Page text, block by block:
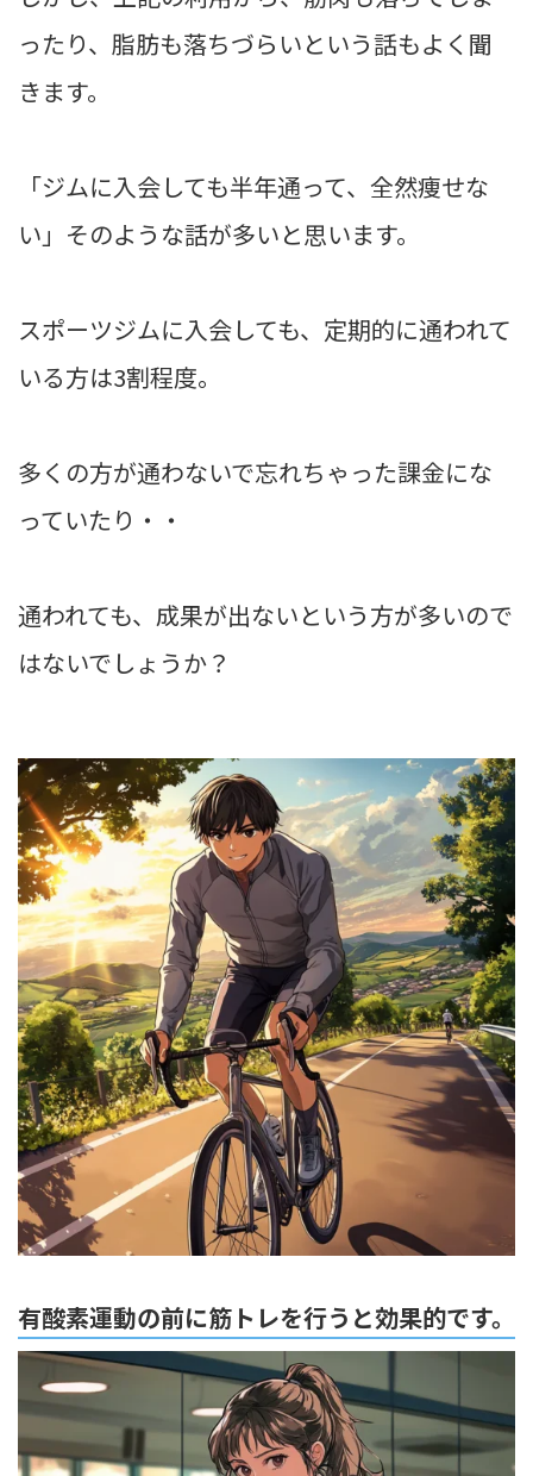
ったり、脂肪も落ちづらいという話もよく聞
きます。
「ジムに入会しても半年通って、全然痩せな
い」そのような話が多いと思います。
スポーツジムに入会しても、定期的に通われて
いる方は3割程度。
多くの方が通わないで忘れちゃった課金にな
っていたり・・
通われても、成果が出ないという方が多いので
はないでしょうか？
有酸素運動の前に筋トレを行うと効果的です。